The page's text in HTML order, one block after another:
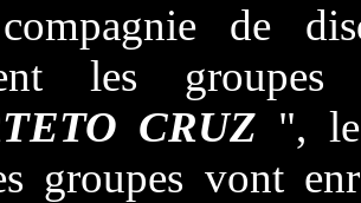
de
les
CRUZ ",
groupes vont